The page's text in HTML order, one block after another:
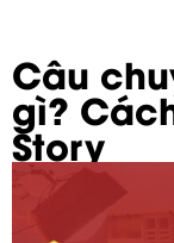
Câu
gì?
Story